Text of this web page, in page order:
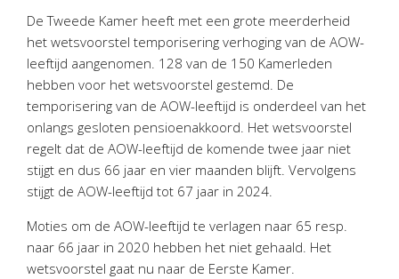
Bedrijfseconomisch advies
Belastingadvies Purmerend
Online boekhouden
Nieuws&informatie
Nieuwsbrief
Handige links
Downloads
De Tweede Kamer heeft met een grote meerderheid
het wetsvoorstel temporisering verhoging van de AOW-
leeftijd aangenomen. 128 van de 150 Kamerleden
hebben voor het wetsvoorstel gestemd. De
temporisering van de AOW-leeftijd is onderdeel van het
onlangs gesloten pensioenakkoord. Het wetsvoorstel
regelt dat de AOW-leeftijd de komende twee jaar niet
stijgt en dus 66 jaar en vier maanden blijft. Vervolgens
stijgt de AOW-leeftijd tot 67 jaar in 2024.
Moties om de AOW-leeftijd te verlagen naar 65 resp.
naar 66 jaar in 2020 hebben het niet gehaald. Het
wetsvoorstel gaat nu naar de Eerste Kamer.